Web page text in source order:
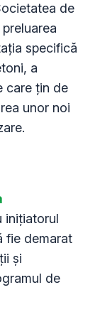
de
specifică
a
care țin de
unor noi
inițiatorul
fie demarat
și
de